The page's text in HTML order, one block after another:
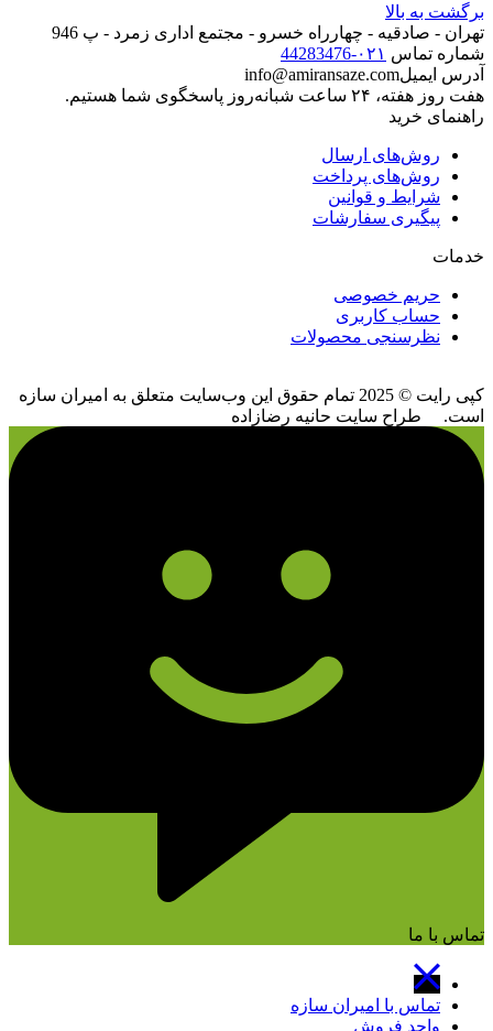
برگشت به بالا
تهران‌‌ -‌ صادقیه - چهارراه خسرو - مجتمع اداری زمرد - پ 946
شماره تماس ۰۲۱-44283476
آدرس ایمیلinfo@amiransaze.com
هفت روز هفته، ۲۴ ساعت شبانه‌روز پاسخگوی شما هستیم.
راهنمای خرید
روش‌های ارسال
روش‌های پرداخت
شرایط و قوانین
پیگیری سفارشات
خدمات
حریم خصوصی
حساب کاربری
نظرسنجی محصولات
کپی رایت © 2025 تمام حقوق اين وب‌سايت متعلق به امیران سازه
است. طراح سایت حانیه رضازاده
تماس با ما
تماس با امیران سازه
واحد فروش